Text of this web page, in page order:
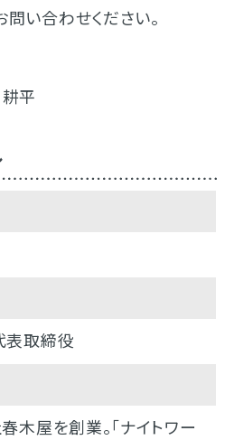
い合わせください。
平
表取締役
木屋を創業。「ナイトワー